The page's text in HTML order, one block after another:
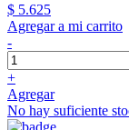
$ 5.625
Agregar a mi carrito
-
+
Agregar
No hay suficiente